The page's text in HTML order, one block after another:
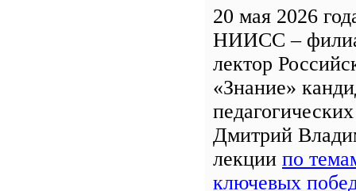
20 мая 2026
НИИСС –
лектор
«Знание»
Дмитрий
лекции по
ключевых